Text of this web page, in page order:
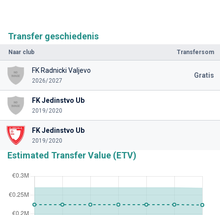
Transfer geschiedenis
Naar club Transfersom
FK Radnicki Valjevo
2026/2027
Gratis
FK Jedinstvo Ub
2019/2020
FK Jedinstvo Ub
2019/2020
Estimated Transfer Value (ETV)